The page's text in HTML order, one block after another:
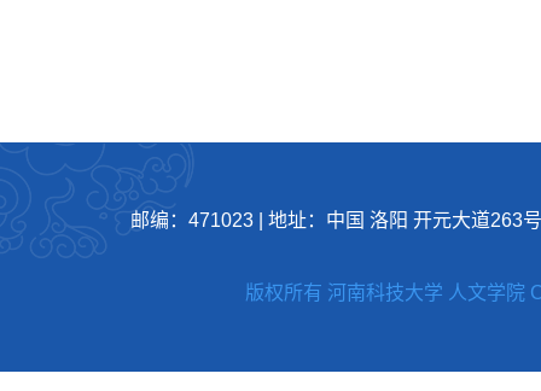
邮编：471023 地址：中国 洛阳 开元大道263号
版权所有 河南科技大学 人文学院